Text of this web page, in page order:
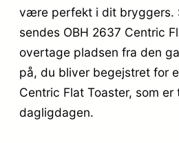
være perfekt i dit bryggers.
sendes OBH 2637 Centric
overtage pladsen fra den
på, du bliver begejstret for
Centric Flat Toaster, som
dagligdagen.